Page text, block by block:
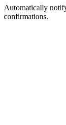
Automatically
confirmations.